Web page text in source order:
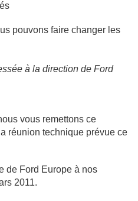
pouvons faire changer les
à la direction de Ford
vous remettons ce
réunion technique prévue ce
de Ford Europe à nos
2011.